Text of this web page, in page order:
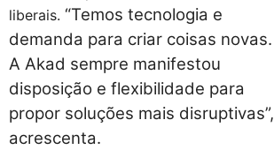
liberais. “Temos tecnologia e
demanda para criar coisas novas.
A Akad sempre manifestou
disposição e flexibilidade para
propor soluções mais disruptivas”,
acrescenta.